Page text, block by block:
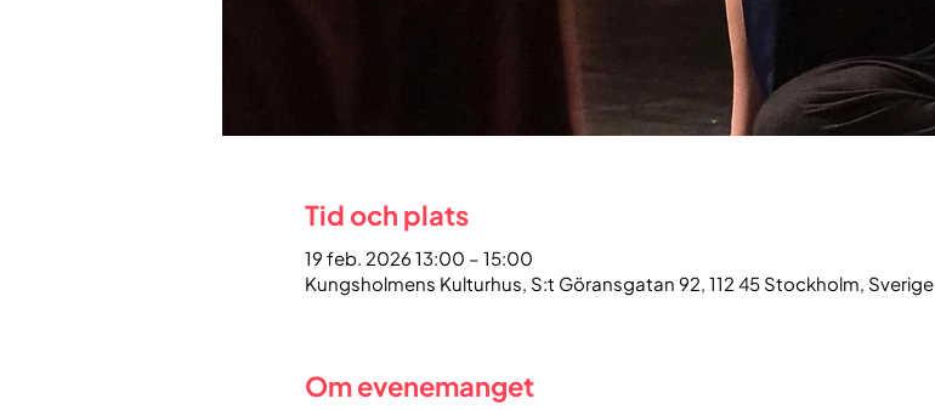
Tid och plats
19 feb. 2026 13:00 – 15:00
Kungsholmens Kulturhus, S:t Göransgatan 92, 112 45 Stockholm, Sverige
Om evenemanget